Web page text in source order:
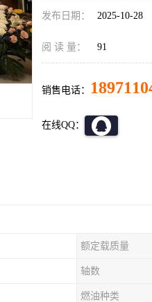
发布日期： 2025-10-28
阅 读 量： 91
销售电话：
在线QQ：
额定载质量
轴数
燃油种类